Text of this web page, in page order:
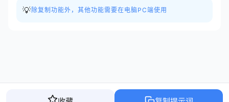
💡 除复制功能外，其他功能需要在电脑PC端使用